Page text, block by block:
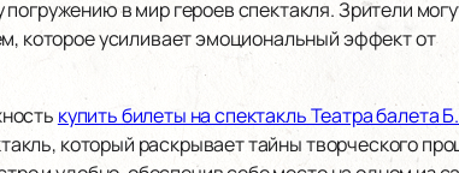
в мир героев спектакля. Зрители
которое усиливает эмоциональный эффект от
купить билеты на спектакль Театра балета
который раскрывает тайны творческого